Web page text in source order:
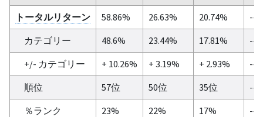
トータルリターン
58.86% 26.63% 20.74%
--
カテゴリー
48.6% 23.44% 17.81%
--
+/- カテゴリー
+ 10.26% + 3.19% + 2.93%
--
順位
57位 50位 35位
--
％ランク
23% 22% 17%
--